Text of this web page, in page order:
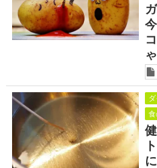
開催済み講座
講座・講演・取材 依頼フォーム
Close